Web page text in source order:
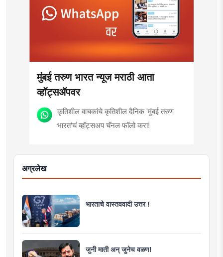
knowledge to determine a modern role
and approach that is compatible with
culture, motionlessness and tradition.
and journalism for a 'smart' Maharashtra
will be the side of the game.
मुंबई तरुण भारत न्यूज मराठी आता
व्हॉट्सॲपवर
कृतिशील वाचकांचे कृतिशील दैनिक 'मुंबई तरुण
भारत'चं व्हॉट्सअप चॅनल फॉलो करा!
अग्रलेख
भारताचे वास्तववादी उत्तर !
जुनी माती अन् जुनेच वळण!